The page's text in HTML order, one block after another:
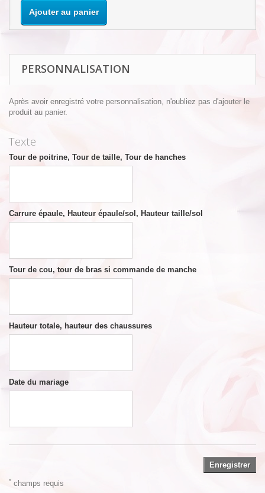
Ajouter au panier
PERSONNALISATION
Après avoir enregistré votre personnalisation, n'oubliez pas d'ajouter le
produit au panier.
Texte
Tour de poitrine, Tour de taille, Tour de hanches
Carrure épaule, Hauteur épaule/sol, Hauteur taille/sol
Tour de cou, tour de bras si commande de manche
Hauteur totale, hauteur des chaussures
Date du mariage
Enregistrer
* champs requis